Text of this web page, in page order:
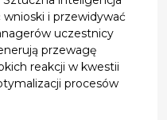
i przewidywać
uczestnicy
przewagę
reakcji w kwestii
procesów